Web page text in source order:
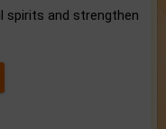
spirits and strengthen